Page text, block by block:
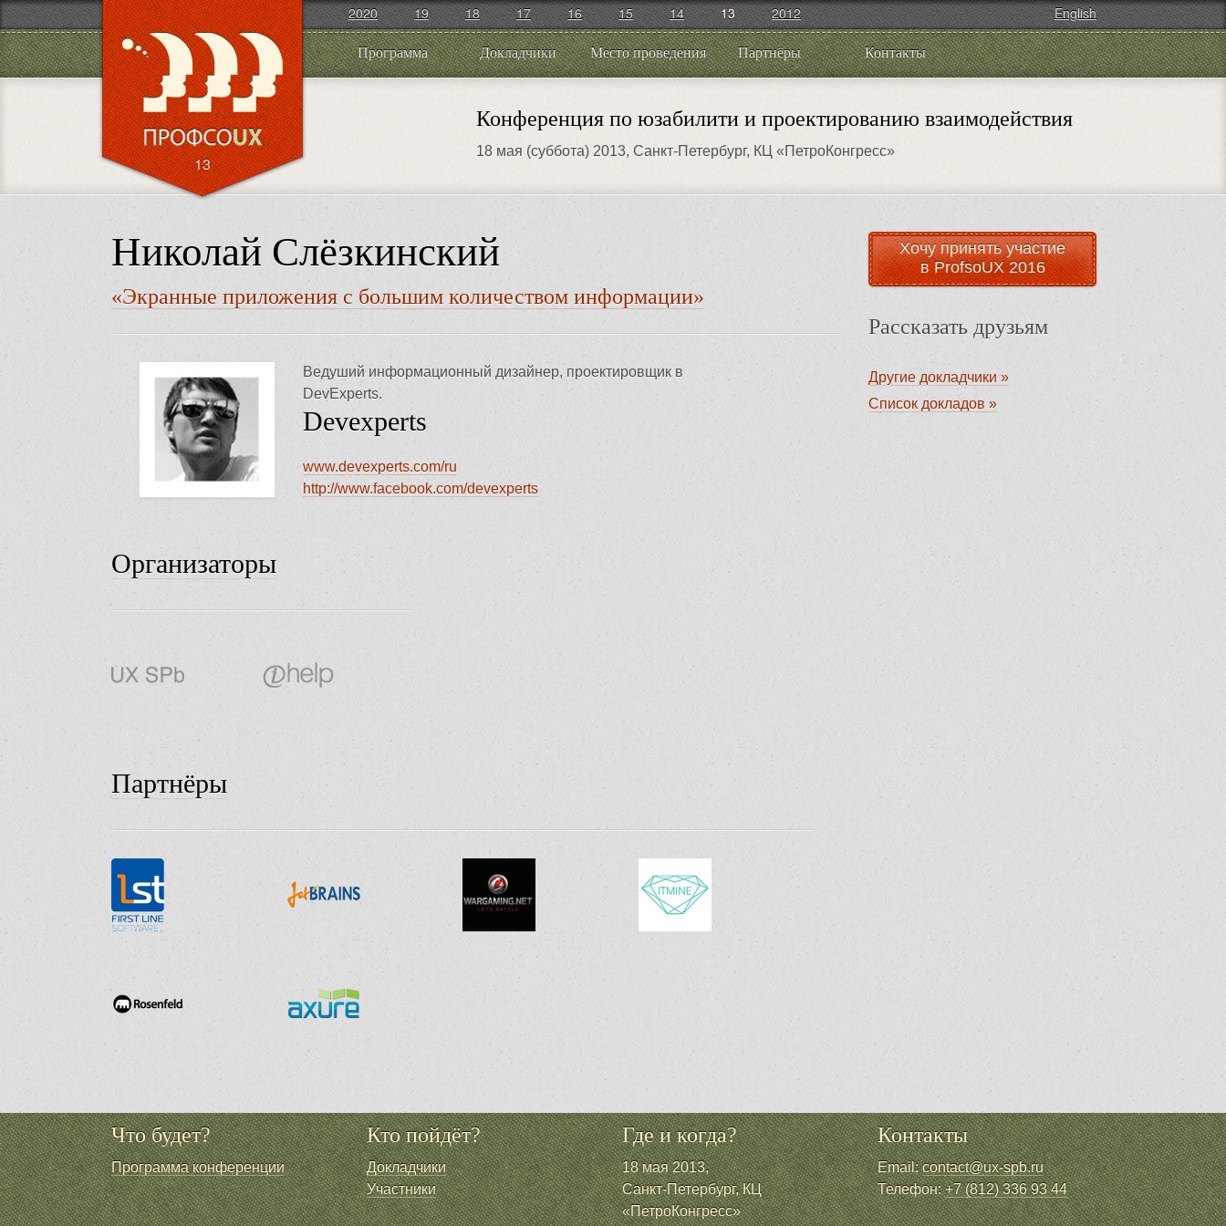
2020 19 18 17 16 15 14 13 2012 English
Программа Докладчики Место проведения Партнёры Контакты
13
Конференция по юзабилити и проектированию взаимодействия
18 мая (суббота) 2013, Санкт-Петербург, КЦ «ПетроКонгресс»
Николай Слёзкинский
«Экранные приложения с большим количеством информации»
Ведуший информационный дизайнер, проектировщик в
DevExperts.
Devexperts
www.devexperts.com/ru
http://www.facebook.com/devexperts
Хочу принять участие
в ProfsoUX 2016
Рассказать друзьям
Другие докладчики »
Список докладов »
Организаторы
Партнёры
Что будет?
Программа конференции
Кто пойдёт?
Докладчики
Участники
Где и когда?
18 мая 2013,
Санкт-Петербург, КЦ
«ПетроКонгресс»
Контакты
Email:contact@ux-spb.ru
Телефон:+7 (812) 336 93 44